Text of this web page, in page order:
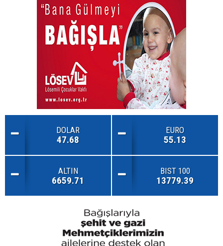
DOLAR
47.68
EURO
55.13
ALTIN
6659.71
BIST 100
13779.39